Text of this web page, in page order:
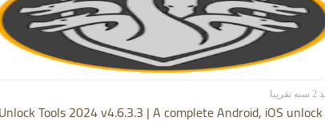
Tools 2024 v4.6.3.3 | A complete Android, iOS